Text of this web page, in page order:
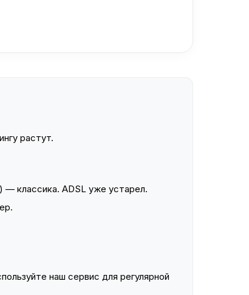
растут.
— классика. ADSL уже устарел.
наш сервис для регулярной